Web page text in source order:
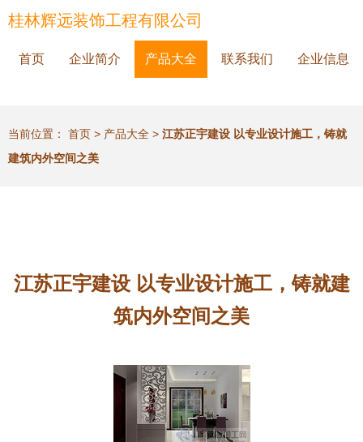
桂林辉远装饰工程有限公司
首页 企业简介 产品大全 联系我们 企业信息
当前位置： 首页 > 产品大全 > 江苏正宇建设 以专业设计施工，铸就
建筑内外空间之美
江苏正宇建设 以专业设计施工，铸就建
筑内外空间之美